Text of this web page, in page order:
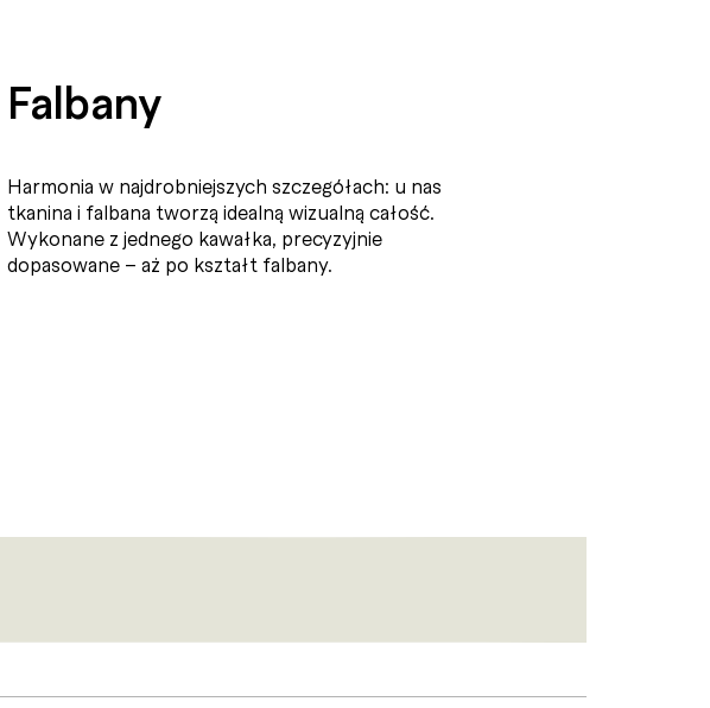
Falbany
Harmonia w najdrobniejszych szczegółach: u nas
tkanina i falbana tworzą idealną wizualną całość.
Wykonane z jednego kawałka, precyzyjnie
dopasowane – aż po kształt falbany.